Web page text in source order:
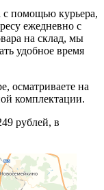
с помощью курьера,
ежедневно с
на склад, мы
удобное время
осматриваете на
комплектации.
рублей, в